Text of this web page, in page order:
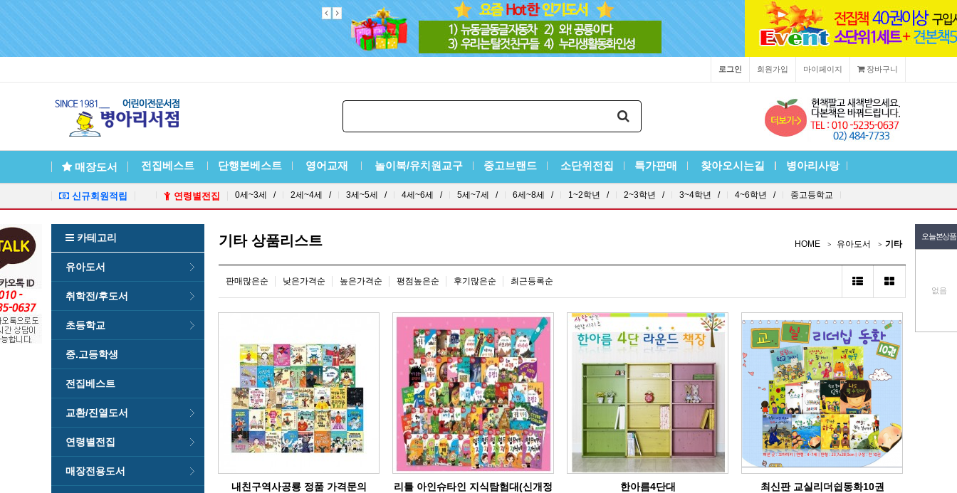
장바구니
마이페이지
회원가입
로그인
매장도서 전집베스트 단행본베스트 영어교재 놀이북/유치원교구 중고브랜드 소단위전집 특가판매 찾아오시는길 병아리사랑
신규회원적립 연령별전집 0세~3세 / 2세~4세 / 3세~5세 / 4세~6세 / 5세~7세 / 6세~8세 / 1~2학년 / 2~3학년 / 3~4학년 / 4~6학년 / 중고등학교
카테고리
유아도서
취학전/후도서
초등학교
중.고등학생
전집베스트
교환/진열도서
연령별전집
매장전용도서
오늘본상품
없음
기타 상품리스트 HOME 유아도서 기타
판매많은순 낮은가격순 높은가격순 평점높은순 후기많은순 최근등록순
내친구역사공룡 정품 가격문의
리틀 아인슈타인 지식탐험대(신개정
한아름4단대
최신판 교실리더쉽동화10권